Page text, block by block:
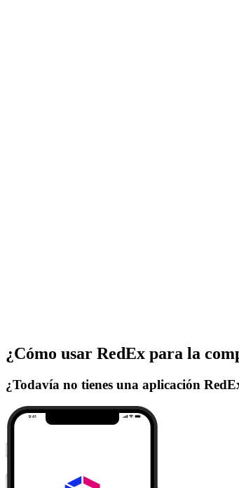
¿Cómo usar RedEx para la
¿Todavía no tienes una aplicación